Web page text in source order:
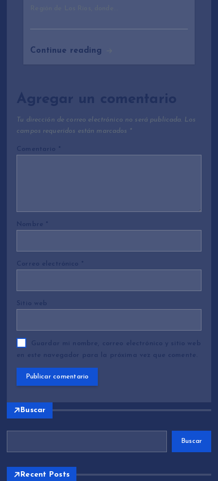
Continue reading
Agregar un comentario
Tu dirección de correo electrónico no será publicada. Los
campos requeridos están marcados *
Comentario *
Nombre *
Correo electrónico *
Sitio web
Guardar mi nombre, correo electrónico y sitio web
en este navegador para la próxima vez que comente.
Buscar
Buscar
Recent Posts